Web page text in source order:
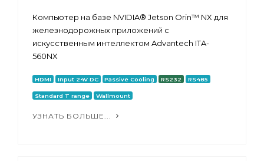
Компьютер на базе NVIDIA® Jetson Orin™ NX для
железнодорожных приложений с
искусственным интеллектом Advantech ITA-
560NX
HDMI Input 24V DC Passive Cooling RS232 RS485
Standard T range Wallmount
УЗНАТЬ БОЛЬШЕ...